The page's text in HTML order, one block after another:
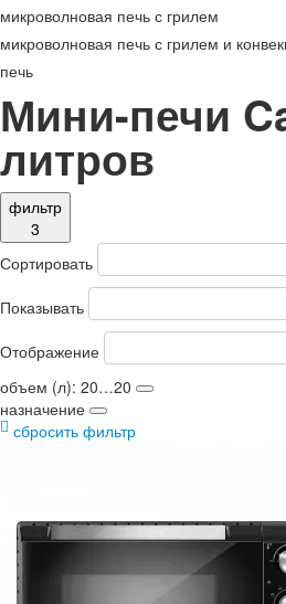
микроволновая печь с грилем
микроволновая печь с грилем и
печь
Мини-печи
литров
фильтр
3
Сортировать
Показывать
Отображение
объем (л): 20…20
назначение
сбросить фильтр